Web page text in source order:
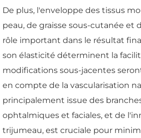
De plus, l'enveloppe des tissus
peau, de graisse sous-cutanée et
rôle important dans le résultat
son élasticité déterminent la
modifications sous-jacentes seront
en compte de la vascularisation
principalement issue des
ophtalmiques et faciales, et de
trijumeau, est cruciale pour